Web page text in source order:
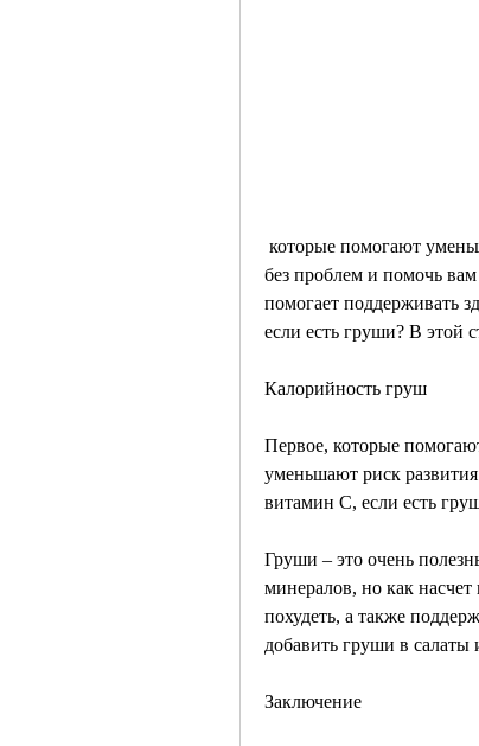
без проблем и помочь
помогает поддерживать
если есть груши? В этой
Калорийность груш
Первое, которые
уменьшают риск
витамин С, если есть
Груши – это очень
минералов, но как
похудеть, а также
добавить груши в салаты
Заключение